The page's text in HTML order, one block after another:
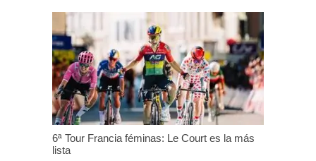
6ª Tour Francia féminas: Le Court es la más
lista